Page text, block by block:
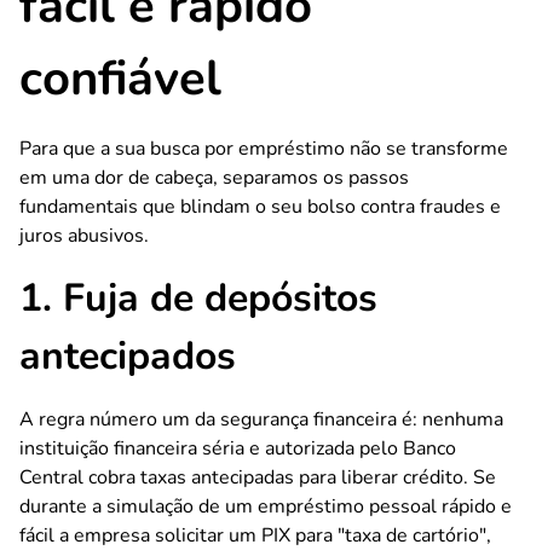
confiável
Para que a sua busca por empréstimo não se transforme
em uma dor de cabeça, separamos os passos
fundamentais que blindam o seu bolso contra fraudes e
juros abusivos.
1. Fuja de depósitos
antecipados
A regra número um da segurança financeira é: nenhuma
instituição financeira séria e autorizada pelo Banco
Central cobra taxas antecipadas para liberar crédito. Se
durante a simulação de um empréstimo pessoal rápido e
fácil a empresa solicitar um PIX para "taxa de cartório",